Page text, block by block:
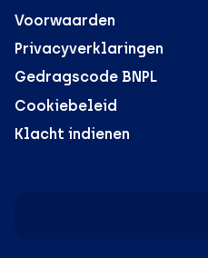
Voorwaarden
Privacyverklaringen
Gedragscode BNPL
Cookiebeleid
Klacht indienen